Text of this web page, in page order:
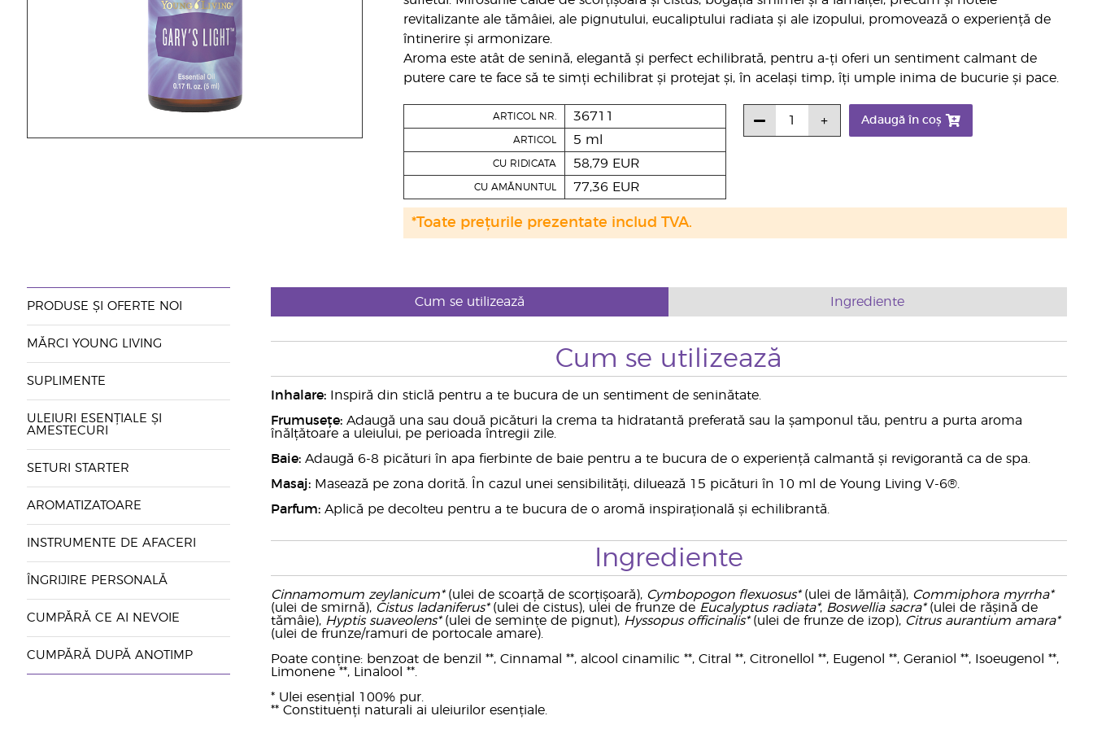
revitalizante ale tămâiei, ale pignutului, eucaliptului radiata și ale izopului, promovează o experiență de
întinerire și armonizare.
Aroma este atât de senină, elegantă și perfect echilibrată, pentru a-ți oferi un sentiment calmant de
putere care te face să te simți echilibrat și protejat și, în același timp, îți umple inima de bucurie și pace.
ARTICOL NR. 36711
ARTICOL 5 ml
CU RIDICATA 58,79 EUR
CU AMĂNUNTUL 77,36 EUR
Adaugă în coș
*Toate prețurile prezentate includ TVA.
PRODUSE ȘI OFERTE NOI
MĂRCI YOUNG LIVING
SUPLIMENTE
ULEIURI ESENȚIALE ȘI
AMESTECURI
SETURI STARTER
AROMATIZATOARE
INSTRUMENTE DE AFACERI
ÎNGRIJIRE PERSONALĂ
CUMPĂRĂ CE AI NEVOIE
CUMPĂRĂ DUPĂ ANOTIMP
Cum se utilizează Ingrediente
Cum se utilizează
Inhalare:Inspiră din sticlă pentru a te bucura de un sentiment de seninătate.
Frumusețe:Adaugă una sau două picături la crema ta hidratantă preferată sau la șamponul tău, pentru a purta aroma
înălțătoare a uleiului, pe perioada întregii zile.
Baie:Adaugă 6-8 picături în apa fierbinte de baie pentru a te bucura de o experiență calmantă și revigorantă ca de spa.
Masaj:Masează pe zona dorită. În cazul unei sensibilități, diluează 15 picături în 10 ml de Young Living V-6®.
Parfum:Aplică pe decolteu pentru a te bucura de o aromă inspirațională și echilibrantă.
Ingrediente
Cinnamomum zeylanicum*(ulei de scoarță de scorțișoară), Cymbopogon flexuosus*(ulei de lămâiță), Commiphora myrrha*
(ulei de smirnă), Cistus ladaniferus*(ulei de cistus), ulei de frunze de Eucalyptus radiata*, Boswellia sacra*(ulei de rășină de
tămâie), Hyptis suaveolens*(ulei de semințe de pignut), Hyssopus officinalis*(ulei de frunze de izop), Citrus aurantium amara*
(ulei de frunze/ramuri de portocale amare).
Poate conține: benzoat de benzil **, Cinnamal **, alcool cinamilic **, Citral **, Citronellol **, Eugenol **, Geraniol **, Isoeugenol **,
Limonene **, Linalool **.
* Ulei esențial 100% pur.
** Constituenți naturali ai uleiurilor esențiale.